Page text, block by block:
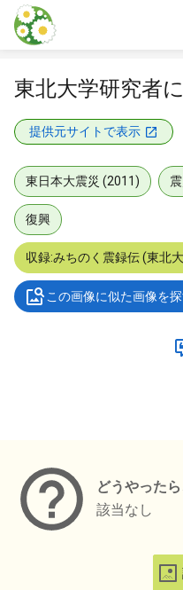
本文に飛ぶ
東北大学研究者
提供元サイトで表示
東日本大震災 (2011)
復興
収録:みちのく震録伝 (東北
この画像に似た画像を
どうやった
該当なし